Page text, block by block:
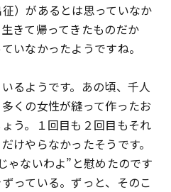
）があるとは思っていなか
きて帰ってきたものだか
いなかったようですね。
るようです。あの頃、千人
くの女性が縫って作ったお
う。１回目も２回目もそれ
けやらなかったそうです。
ゃないわよ”と慰めたのです
っている。ずっと、そのこ